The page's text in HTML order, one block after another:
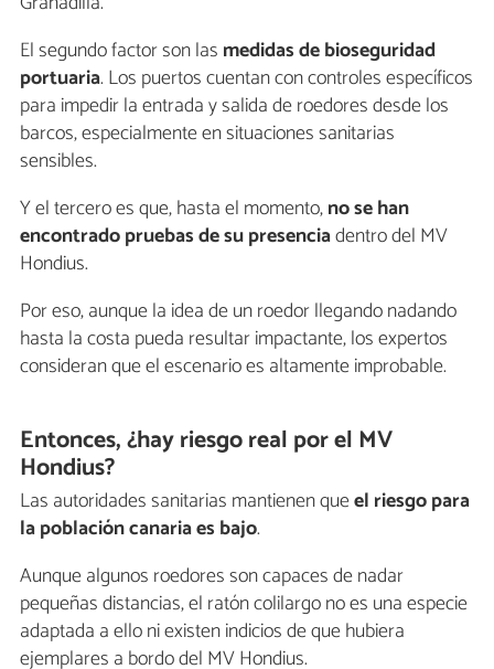
El segundo factor son las medidas de bioseguridad
portuaria. Los puertos cuentan con controles específicos
para impedir la entrada y salida de roedores desde los
barcos, especialmente en situaciones sanitarias
sensibles.
Y el tercero es que, hasta el momento,no se han
encontrado pruebas de su presenciadentro del MV
Hondius.
Por eso, aunque la idea de un roedor llegando nadando
hasta la costa pueda resultar impactante, los expertos
consideran que el escenario es altamente improbable.
Entonces, ¿hay riesgo real por el MV
Hondius?
Las autoridades sanitarias mantienen queel riesgo para
la población canaria es bajo.
Aunque algunos roedores son capaces de nadar
pequeñas distancias, el ratón colilargo no es una especie
adaptada a ello ni existen indicios de que hubiera
ejemplares a bordo del MV Hondius.